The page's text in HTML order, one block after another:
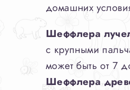
домашних
Шеффлера
с крупными
может быть от 7
Шеффлера